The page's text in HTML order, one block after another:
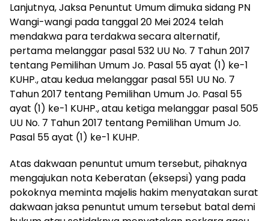
Lanjutnya, Jaksa Penuntut Umum dimuka sidang PN
Wangi-wangi pada tanggal 20 Mei 2024 telah
mendakwa para terdakwa secara alternatif,
pertama melanggar pasal 532 UU No. 7 Tahun 2017
tentang Pemilihan Umum Jo. Pasal 55 ayat (1) ke-1
KUHP., atau kedua melanggar pasal 551 UU No. 7
Tahun 2017 tentang Pemilihan Umum Jo. Pasal 55
ayat (1) ke-1 KUHP., atau ketiga melanggar pasal 505
UU No. 7 Tahun 2017 tentang Pemilihan Umum Jo.
Pasal 55 ayat (1) ke-1 KUHP.
Atas dakwaan penuntut umum tersebut, pihaknya
mengajukan nota Keberatan (eksepsi) yang pada
pokoknya meminta majelis hakim menyatakan surat
dakwaan jaksa penuntut umum tersebut batal demi